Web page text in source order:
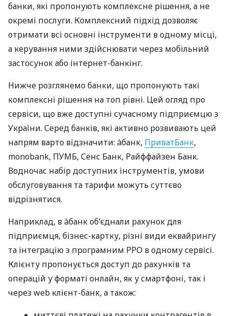
банки, які пропонують комплексне рішення, а не
окремі послуги. Комплексний підхід дозволяє
отримати всі основні інструменти в одному місці,
а керування ними здійснювати через мобільний
застосунок або інтернет-банкінг.
Нижче розглянемо банки, що пропонують такі
комплексні рішення на топ рівні. Цей огляд про
сервіси, що вже доступні сучасному підприємцю з
України. Серед банків, які активно розвивають цей
напрям варто відзначити: àбанк, ПриватБанк,
monobank, ПУМБ, Сенс Банк, Райффайзен Банк.
Водночас набір доступних інструментів, умови
обслуговування та тарифи можуть суттєво
відрізнятися.
Наприклад, в àбанк об’єднали рахунок для
підприємця, бізнес-картку, різні види еквайрингу
та інтеграцію з програмним РРО в одному сервісі.
Клієнту пропонується доступ до рахунків та
операцій у форматі онлайн, як у смартфоні, так і
через web клієнт-банк, а також: